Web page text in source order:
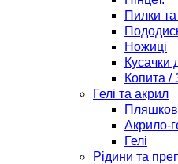
Пилки
Ножиці
Кусачки
Копита /
Гелі та акрил
Акрило-
Гелі
Рідини та